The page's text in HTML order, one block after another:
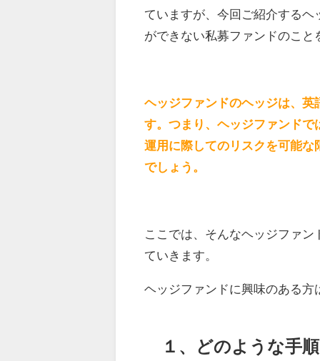
ていますが、今回ご紹介する
ができない私募ファンドのこと
ヘッジファンドのヘッジは、
す。つまり、ヘッジファンド
運用に際してのリスクを可能
でしょう。
ここでは、そんなヘッジファ
ていきます。
ヘッジファンドに興味のある
１、どのような手